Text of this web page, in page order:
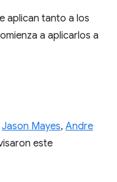
aplican tanto a los
a aplicarlos a
Jason Mayes, Andre
este